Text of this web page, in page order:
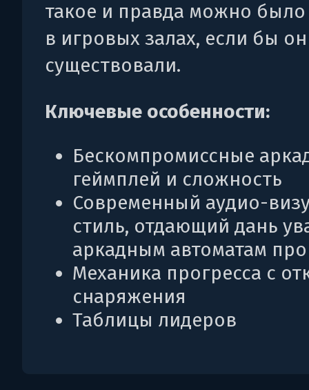
такое и правда можно
в игровых залах, если бы
существовали.
Ключевые особенности:
Бескомпромиссные
геймплей и сложность
Современный аудио-
стиль, отдающий дань
аркадным автоматам
Механика прогресса с
снаряжения
Таблицы лидеров